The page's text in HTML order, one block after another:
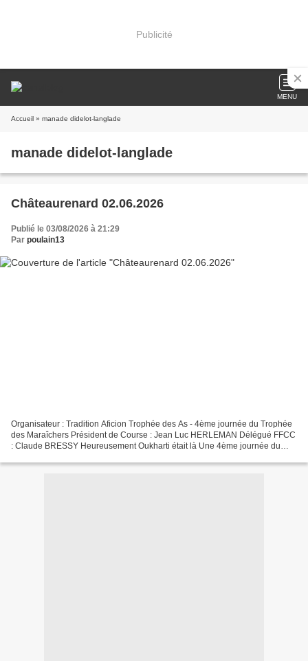
Publicité
MENU
Accueil » manade didelot-langlade
manade didelot-langlade
Châteaurenard 02.06.2026
Publié le 03/08/2026 à 21:29
Par poulain13
Organisateur : Tradition Aficion Trophée des As - 4ème journée du Trophée
des Maraîchers Président de Course : Jean Luc HERLEMAN Délégué FFCC
: Claude BRESSY Heureusement Oukharti était là Une 4ème journée du